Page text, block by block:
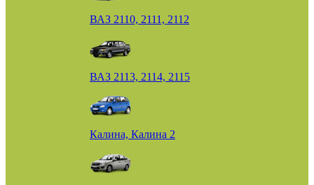
ВАЗ 2110, 2111, 2112
ВАЗ 2113, 2114, 2115
Калина, Калина 2